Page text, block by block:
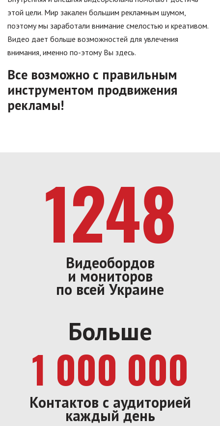
этой цели. Мир закален большим рекламным шумом,
поэтому мы заработали внимание смелостью и креативом.
Видео дает больше возможностей для увлечения
внимания, именно по-этому Вы здесь.
Все возможно с правильным
инструментом продвижения
рекламы!
1248
Видеобордов
и мониторов
по всей Украине
Больше
1 000 000
Контактов с аудиторией
каждый день